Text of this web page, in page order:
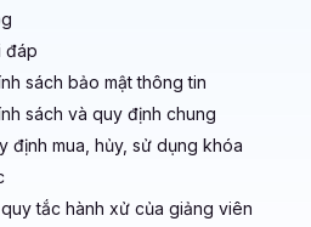
đáp
sách bảo mật thông tin
sách và quy định chung
định mua, hủy, sử dụng khóa
tắc hành xử của giảng viên